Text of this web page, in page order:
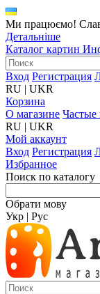
Ми працюємо!
Детальніше
Каталог картин
Вход Регистрация
RU | UKR
Корзина
О магазине Частые
RU | UKR
Мой аккаунт
Вход Регистрация
Избранное
Поиск по каталогу
Обрати мову
Укр | Рус